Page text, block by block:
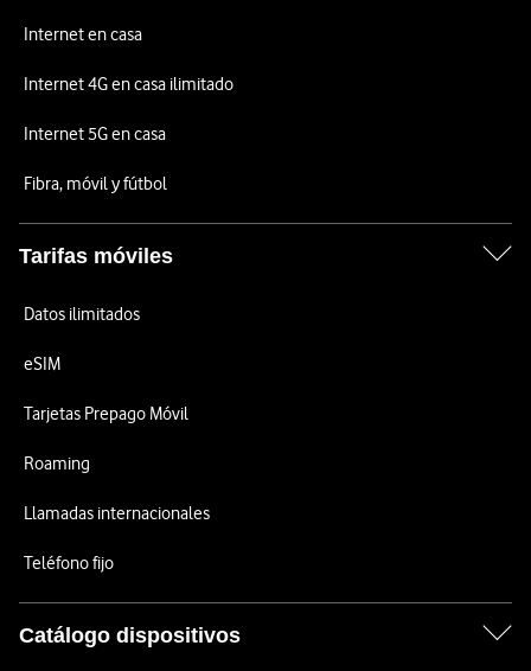
Internet en casa
Internet 4G en casa ilimitado
Internet 5G en casa
Fibra, móvil y fútbol
Tarifas móviles
Datos ilimitados
eSIM
Tarjetas Prepago Móvil
Roaming
Llamadas internacionales
Teléfono fijo
Catálogo dispositivos